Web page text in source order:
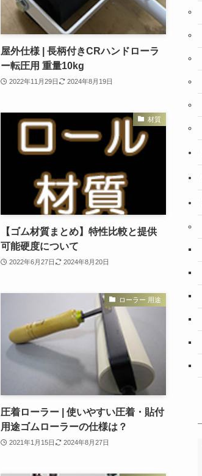
屋外仕様 | 長柄付きCRハンドローラ
ー転圧用 重量10kg
2022年11月29日 2024年8月19日
材質
【ゴム材質まとめ】特性比較と提供
可能硬度について
2022年6月27日 2024年8月20日
ローラー 用途
圧着ローラー | 使いやすい圧着・貼付
用途ゴムローラーの仕様は？
2021年1月15日 2024年8月27日